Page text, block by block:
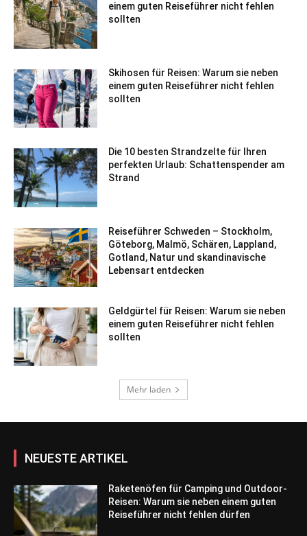
einem guten Reiseführer nicht fehlen
sollten
Skihosen für Reisen: Warum sie neben
einem guten Reiseführer nicht fehlen
sollten
Die 10 besten Strandzelte für Ihren
perfekten Urlaub: Schattenspender am
Strand
Reiseführer Schweden – Stockholm,
Göteborg, Malmö, Schären, Lappland,
Gotland, Natur und skandinavische
Lebensart entdecken
Geldgürtel für Reisen: Warum sie neben
einem guten Reiseführer nicht fehlen
sollten
Mehr laden
NEUESTE ARTIKEL
Raketenöfen für Camping und Outdoor-
Reisen: Warum sie neben einem guten
Reiseführer nicht fehlen dürfen